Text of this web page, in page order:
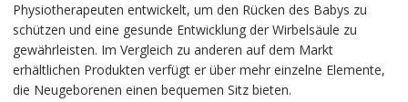
Physiotherapeuten entwickelt, um den Rücken des Babys zu
schützen und eine gesunde Entwicklung der Wirbelsäule zu
gewährleisten. Im Vergleich zu anderen auf dem Markt
erhältlichen Produkten verfügt er über mehr einzelne Elemente,
die Neugeborenen einen bequemen Sitz bieten.